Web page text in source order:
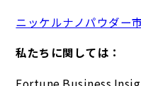
ニッケルナノパウダー
私たちに関しては：